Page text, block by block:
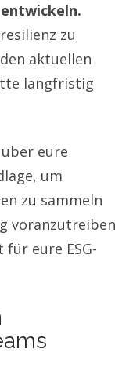
zu
aktuellen
langfristig
eure
um
zu sammeln
voranzutreiben
eure ESG-